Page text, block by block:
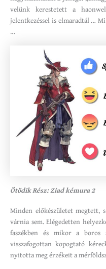
velünk kerestetett a
jelentkezéssel is elmaradtál …
…
Ötödik Rész: Ziad kémura 2
Minden előkészületet
várnia sem. Elégedetten
faszékben és mikor a boros
visszafogottan kopogtató
nyitotta meg érzékeit a